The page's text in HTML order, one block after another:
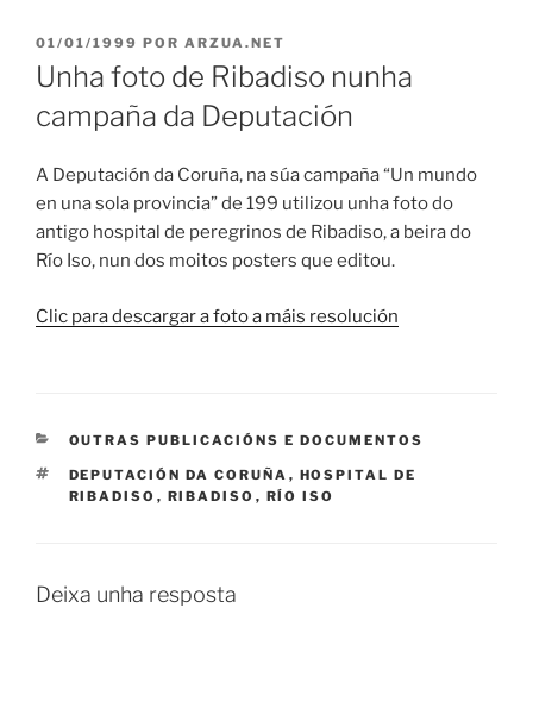
PUBLICADO
EN
01/01/1999 POR ARZUA.NET
Unha foto de Ribadiso nunha
campaña da Deputación
A Deputación da Coruña, na súa campaña “Un mundo
en una sola provincia” de 199 utilizou unha foto do
antigo hospital de peregrinos de Ribadiso, a beira do
Río Iso, nun dos moitos posters que editou.
Clic para descargar a foto a máis resolución
CATEGORÍAS
OUTRAS PUBLICACIÓNS E DOCUMENTOS
ETIQUETAS
DEPUTACIÓN DA CORUÑA , HOSPITAL DE
RIBADISO , RIBADISO , RÍO ISO
Deixa unha resposta